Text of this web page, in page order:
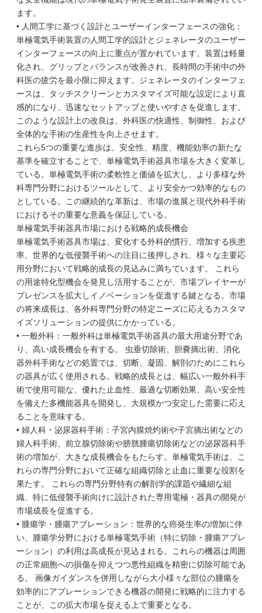
ます。
• 人間工学に基づく設計とユーザーインターフェースの強化：
単極電気手術装置の人間工学的設計とジェネレータのユーザー
インターフェースの向上に重点が置かれています。装置は軽量
化され、グリップとバランスが改善され、長時間の手術中の外
科医の疲労を最小限に抑えます。ジェネレータのインターフェ
ースは、タッチスクリーンとカスタマイズ可能な設定により直
感的になり、迅速なセットアップと使いやすさを促進します。
このような設計上の改良は、外科医の快適性、制御性、および
全体的な手術の生産性を向上させます。
これら5つの重要な進歩は、安全性、精度、機能効率の新たな
基準を確立することで、単極電気手術器具市場を大きく変革し
ている。単極電気手術の柔軟性と価値を拡大し、より多様な外
科専門分野におけるツールとして、より安全かつ効率的なもの
としている。この継続的な革新は、市場の進展と現代外科手術
におけるその重要な意義を保証している。
単極電気手術器具市場における戦略的成長機会
単極電気手術器具市場は、変化する外科的慣行、増加する疾患
率、世界的な低侵襲手術への注目に後押しされ、様々な主要応
用分野において戦略的成長の見込みに満ちています。 これら
の用途特化型機会を発見し活用することが、市場プレイヤーが
プレゼンスを拡大しイノベーションを促進する鍵となる。市場
の将来成長は、各外科専門分野の特定ニーズに応えるカスタマ
イズソリューションの提供にかかっている。
• 一般外科：一般外科は単極電気手術器具の最大用途分野であ
り、高い成長機会を有する。 虫垂切除術、胆嚢摘出術、消化
器外科手術などの処置では、切断、凝固、解剖のためにこれら
の器具が広く使用される。戦略的成長とは、幅広い一般外科手
術で使用可能な、優れた止血性、最適な切断効果、高い安全性
を備えた多機能器具を開発し、大規模かつ安定した需要に応え
ることを意味する。
• 婦人科・泌尿器科手術：子宮内膜焼灼術や子宮摘出術などの
婦人科手術、前立腺切除術や膀胱腫瘍切除術などの泌尿器科手
術の増加が、大きな成長機会をもたらす。単極電気手術は、こ
れらの専門分野において正確な組織切除と止血に重要な役割を
果たす。 これらの専門分野特有の解剖学的課題や繊細な組
織、特に低侵襲手術向けに設計された専用電極・器具の開発が
市場成長を促進する。
• 腫瘍学・腫瘍アブレーション：世界的な癌発生率の増加に伴
い、腫瘍学分野における単極電気手術（特に切除・腫瘍アブレ
ーション）の利用は高成長が見込まれる。これらの機器は周囲
の正常細胞への損傷を抑えつつ悪性組織を精密に切除可能であ
る。 画像ガイダンスを併用しながら大小様々な部位の腫瘍を
効率的にアブレーションできる機器の開発に戦略的に注力する
ことが、この拡大市場を捉える上で重要となる。